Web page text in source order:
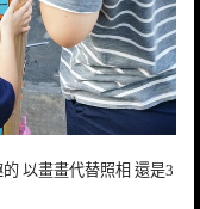
以畫畫代替照相 還是3